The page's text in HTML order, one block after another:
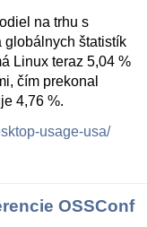
na trhu s
globálnych štatistík
Linux teraz 5,04 %
čím prekonal
4,76 %.
usage-usa/
OSSConf